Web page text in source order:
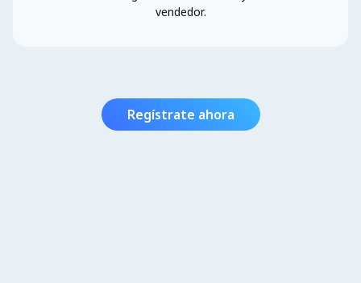
vendedor.
Regístrate ahora